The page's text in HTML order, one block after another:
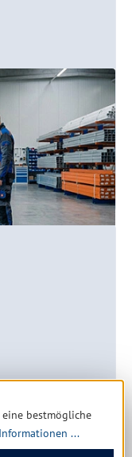
Arbeiten in der
eine bestmögliche
...